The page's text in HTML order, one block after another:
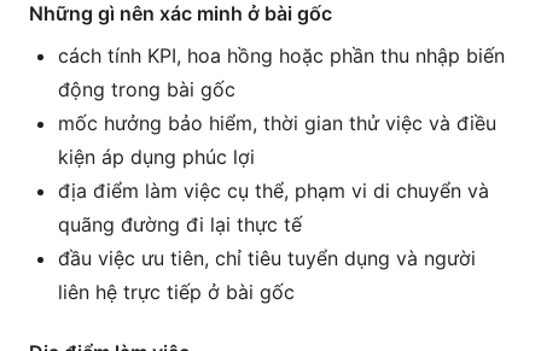
Những gì nên xác minh ở bài gốc
cách tính KPI, hoa hồng hoặc phần thu nhập biến
động trong bài gốc
mốc hưởng bảo hiểm, thời gian thử việc và điều
kiện áp dụng phúc lợi
địa điểm làm việc cụ thể, phạm vi di chuyển và
quãng đường đi lại thực tế
đầu việc ưu tiên, chỉ tiêu tuyển dụng và người
liên hệ trực tiếp ở bài gốc